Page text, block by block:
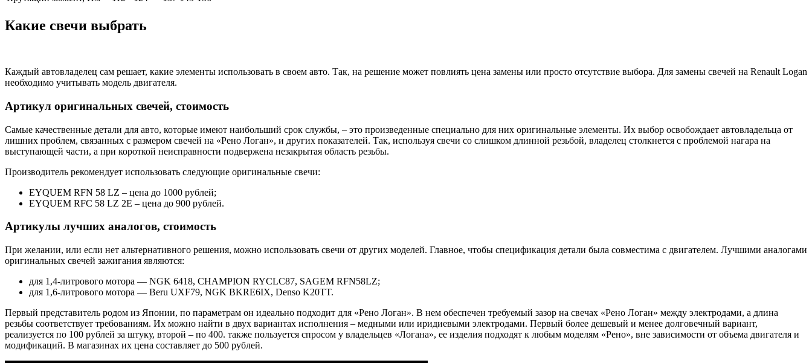
Какие свечи выбрать
Каждый автовладелец сам решает, какие элементы использовать в своем авто. Так, на решение может повлиять цена замены или просто отсутствие выбора. Для замены свечей на Renault Logan
необходимо учитывать модель двигателя.
Артикул оригинальных свечей, стоимость
Самые качественные детали для авто, которые имеют наибольший срок службы, – это произведенные специально для них оригинальные элементы. Их выбор освобождает автовладельца от
лишних проблем, связанных c размером свечей на «Рено Логан», и других показателей. Так, используя свечи со слишком длинной резьбой, владелец столкнется с проблемой нагара на
выступающей части, а при короткой неисправности подвержена незакрытая область резьбы.
Производитель рекомендует использовать следующие оригинальные свечи:
EYQUEM RFN 58 LZ – цена до 1000 рублей;
EYQUEM RFC 58 LZ 2E – цена до 900 рублей.
Артикулы лучших аналогов, стоимость
При желании, или если нет альтернативного решения, можно использовать свечи от других моделей. Главное, чтобы спецификация детали была совместима с двигателем. Лучшими аналогами
оригинальных свечей зажигания являются:
для 1,4-литрового мотора — NGK 6418, CHAMPION RYCLC87, SAGEM RFN58LZ;
для 1,6-литрового мотора — Beru UXF79, NGK BKRE6IX, Denso K20TT.
Первый представитель родом из Японии, по параметрам он идеально подходит для «Рено Логан». В нем обеспечен требуемый зазор на свечах «Рено Логан»​​​​​​​ между электродами, а длина
резьбы соответствует требованиям. Их можно найти в двух вариантах исполнения – медными или иридиевыми электродами. Первый более дешевый и менее долговечный вариант,
реализуется по 100 рублей за штуку, второй – по 400. также пользуется спросом у владельцев «Логана», ее изделия подходят к любым моделям «Рено», вне зависимости от объема двигателя и
модификаций. В магазинах их цена составляет до 500 рублей.